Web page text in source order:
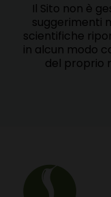
Il Sito non è
suggerimenti
scientifiche
in alcun modo
del proprio